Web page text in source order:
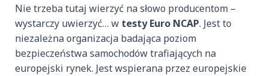
Nie trzeba tutaj wierzyć na słowo producentom –
wystarczy uwierzyć… w testy Euro NCAP. Jest to
niezależna organizacja badająca poziom
bezpieczeństwa samochodów trafiających na
europejski rynek. Jest wspierana przez europejskie